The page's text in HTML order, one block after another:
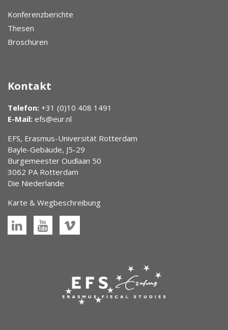
Konferenzberichte
Thesen
Broschüren
Kontakt
Telefon: +31 (0)10 408 1491
E-Mail: efs@eur.nl
EFS, Erasmus-Universität Rotterdam
Bayle-Gebäude, J5-29
Burgemeester Oudlaan 50
3062 PA Rotterdam
Die Niederlande
Karte & Wegbeschreibung